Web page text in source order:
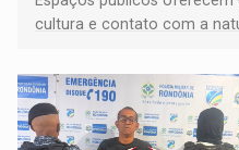
cultura e contato com a